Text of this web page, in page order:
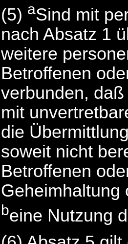
(5) aSind mit
nach Absatz 1
weitere
Betroffenen
verbunden,
mit
die
soweit nicht
Betroffenen
Geheimhaltung
beine Nutzung